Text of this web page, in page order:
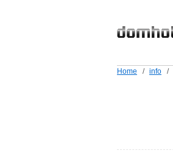
Home / info /